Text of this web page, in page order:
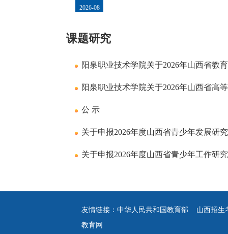
2026-08
课题研究
阳泉职业技术学院关于2026年山西省教
结果的公示
阳泉职业技术学院关于2026年山西省高
治教育专项)申报推荐结果的公示
公 示
关于申报2026年度山西省青少年发展研
关于申报2026年度山西省青少年工作研
友情链接： 中华人民共和国教育部
山西招生
教育网